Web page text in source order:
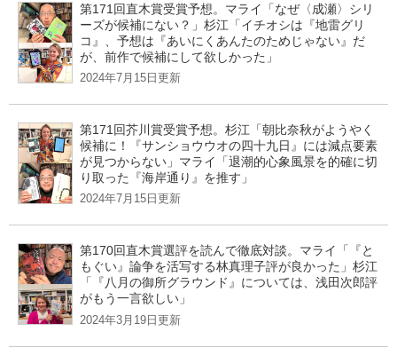
第171回直木賞受賞予想。マライ「なぜ〈成瀬〉シリ
ーズが候補にない？」杉江「イチオシは『地雷グリ
コ』、予想は『あいにくあんたのためじゃない』だ
が、前作で候補にして欲しかった」
2024年7月15日更新
第171回芥川賞受賞予想。杉江「朝比奈秋がようやく
候補に！『サンショウウオの四十九日』には減点要素
が見つからない」マライ「退潮的心象風景を的確に切
り取った『海岸通り』を推す」
2024年7月15日更新
第170回直木賞選評を読んで徹底対談。マライ「『と
もぐい』論争を活写する林真理子評が良かった」杉江
「『八月の御所グラウンド』については、浅田次郎評
がもう一言欲しい」
2024年3月19日更新